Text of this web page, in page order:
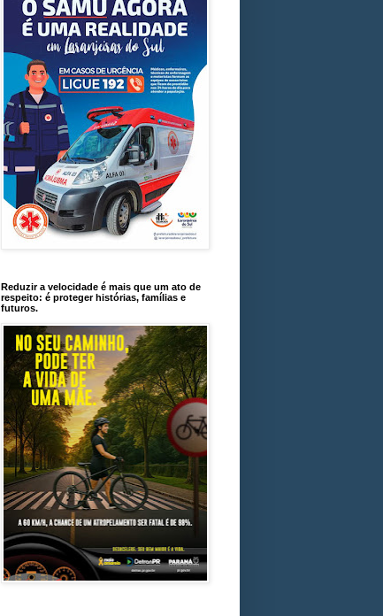
Reduzir a velocidade é mais que um ato de
respeito: é proteger histórias, famílias e
futuros.